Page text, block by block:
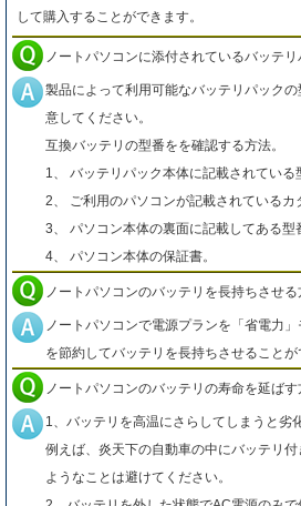
して購入することができます。
ノートパソコンに添付されているバッテ
製品によって利用可能なバッテリパック
意してください。
互換バッテリの型番をを確認する方法。
1、 バッテリパック本体に記載されている
2、 ご利用のパソコンが記載されているカ
3、 パソコン本体の裏面に記載してある型
4、 パソコン本体の保証書。
ノートパソコンのバッテリを長持ちさせる
ノートパソコンで電源プランを「省電力
を節約してバッテリを長持ちさせることが
ノートパソコンのバッテリの寿命を延ばす
1、バッテリを高温にさらしてしまうと劣
例えば、炎天下の自動車の中にバッテリ
ようなことは避けてください。